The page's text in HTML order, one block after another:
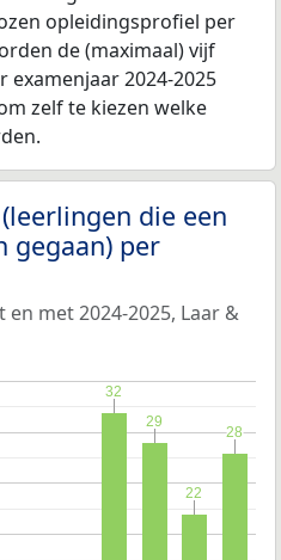
opleidingsprofiel per
de (maximaal) vijf
2024-2025
zelf te kiezen welke
die een
gegaan) per
met 2024-2025, Laar &
32
32
29
29
22
22
28
28